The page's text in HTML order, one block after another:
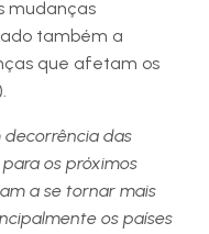
mudanças
também a
que afetam os
decorrência das
os próximos
a se tornar mais
os países